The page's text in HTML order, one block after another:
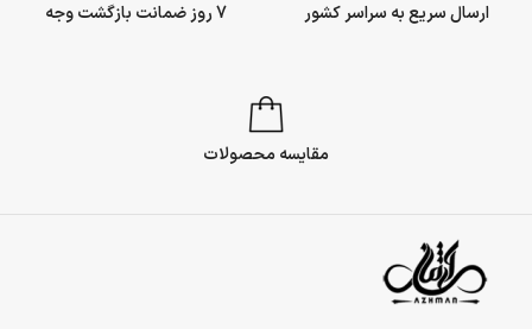
ارسال سریع به سراسر کشور 7 روز ضمانت بازگشت وجه
مقایسه محصولات